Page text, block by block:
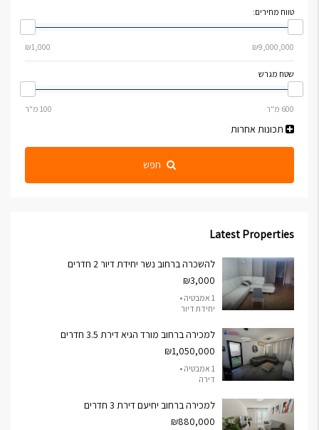
טווח מחירים:
שטח מגרש
תכונות אחרות
חפש
Latest Properties
להשכרה ברחוב נשר יחידת דיור 2 חדרים
₪3,000
1 אמבטיה •
יחידת דיור
למכירה ברחוב מורד הגיא דירת 3.5 חדרים
₪1,050,000
1 אמבטיה •
דירה
למכירה ברחוב יחיעם דירת 3 חדרים
₪880,000